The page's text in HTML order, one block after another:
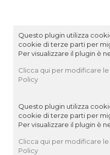
Questo plugin utilizza
cookie di terze parti per
Per visualizzare il plugin è
Clicca qui per modificare
Policy
Questo plugin utilizza
cookie di terze parti per
Per visualizzare il plugin è
Clicca qui per modificare
Policy